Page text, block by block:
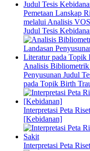
Pemetaan Lanskap
melalui Analisis
Judul Tesis
Analisis Bibliometrik
Penyusunan Judul
pada Topik Birth
Interpretasi Peta
[Kebidanan]
Interpretasi Peta